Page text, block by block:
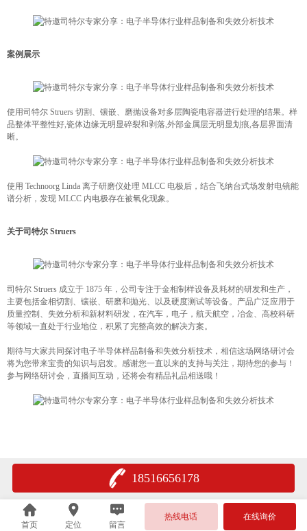
案例展示
使用司特尔 Struers 切割、镶嵌、磨抛设备对多层陶瓷电容器进行处理的结果。样
品整体平整性好,瓷体边缘无明显碎裂和剥落,外部金属层无明显划痕,各层界面清
晰。
使用 Technoorg Linda 离子研磨仪处理 MLCC 电极后，结合飞纳台式场发射电镜能
谱分析，发现 MLCC 内电极存在被氧化现象。
关于司特尔 Struers
司特尔 Struers 成立于 1875 年，公司专注于金相制样设备及耗材的研发和生产，
主要包括金相切割、镶嵌、研磨和抛光、以及硬度测试等设备。产品广泛应用于
质量控制、失效分析和新材料研发，在汽车，电子，航天航空，冶金、高校科研
等领域一直处于行业地位，积累了完整高效的解决方案。
期待与大家共同探讨电子半导体样品制备和失效分析技术，相信这场网络研讨会
将为您带来宝贵的知识与启发。感谢您一直以来的支持与关注，期待您的参与！
参与网络研讨会，直播间互动，还将会有精品礼品相送哦！
18516656178
首页 定位 留言
热线电话 在线询价